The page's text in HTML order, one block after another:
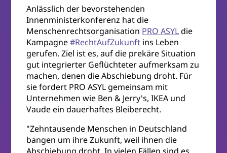
Anlässlich der bevorstehenden
Innenministerkonferenz hat die
Menschenrechtsorganisation PRO ASYLdie
Kampagne#RechtAufZukunft ins Leben
gerufen. Ziel ist es, auf die prekäre Situation
gut integrierter Geflüchteter aufmerksam zu
machen, denen die Abschiebung droht. Für
sie fordert PRO ASYL gemeinsam mit
Unternehmen wie Ben & Jerry's, IKEA und
Vaude ein dauerhaftes Bleiberecht.
"Zehntausende Menschen in Deutschland
bangen um ihre Zukunft, weil ihnen die